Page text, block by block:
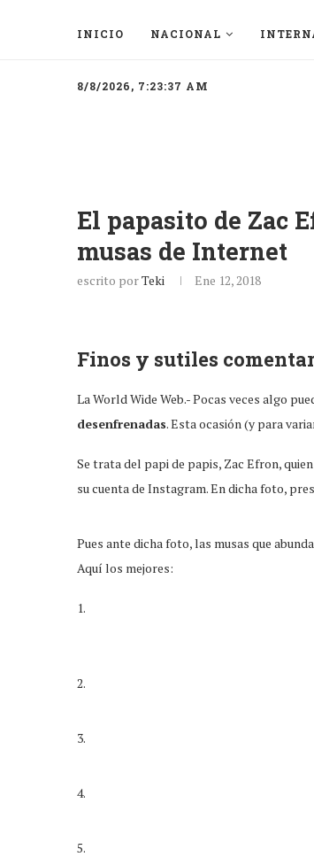
INICIO NACIONAL
8/8/2026, 7:23:37 AM
El papasito de Zac
musas de Internet
escrito porTeki Ene 12, 2018
Finos y sutiles
La World Wide Web.- Pocas veces algo
desenfrenadas. Esta ocasión (y para
Se trata del papi de papis, Zac Efron,
su cuenta de Instagram. En dicha foto,
Pues ante dicha foto, las musas que
Aquí los mejores:
1.
2.
3.
4.
5.